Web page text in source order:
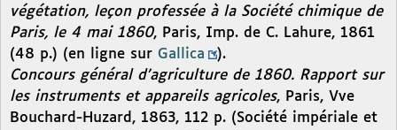
végétation, leçon professée à la Société chimique de
Paris, le 4 mai 1860, Paris, Imp. de C. Lahure, 1861
(48 p.) (en ligne sur Gallica
).
Concours général d’agriculture de 1860. Rapport sur
les instruments et appareils agricoles, Paris, Vve
Bouchard-Huzard, 1863, 112 p. (Société impériale et